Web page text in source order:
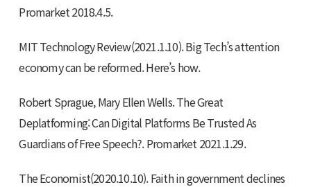
Promarket 2018.4.5.
MIT Technology Review(2021.1.10). Big Tech’s attention
economy can be reformed. Here’s how.
Robert Sprague, Mary Ellen Wells. The Great
Deplatforming: Can Digital Platforms Be Trusted As
Guardians of Free Speech?. Promarket 2021.1.29.
The Economist(2020.10.10). Faith in government declines